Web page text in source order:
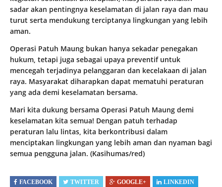
sadar akan pentingnya keselamatan di jalan raya dan mau
turut serta mendukung terciptanya lingkungan yang lebih
aman.
Operasi Patuh Maung bukan hanya sekadar penegakan
hukum, tetapi juga sebagai upaya preventif untuk
mencegah terjadinya pelanggaran dan kecelakaan di jalan
raya. Masyarakat diharapkan dapat mematuhi peraturan
yang ada demi keselamatan bersama.
Mari kita dukung bersama Operasi Patuh Maung demi
keselamatan kita semua! Dengan patuh terhadap
peraturan lalu lintas, kita berkontribusi dalam
menciptakan lingkungan yang lebih aman dan nyaman bagi
semua pengguna jalan. (Kasihumas/red)
FACEBOOK TWITTER GOOGLE+
LINKEDIN